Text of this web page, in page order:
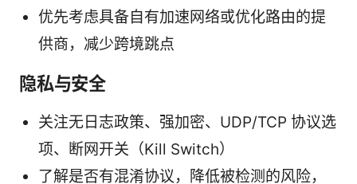
优先考虑具备自有加速网络或优化路由的提
供商，减少跨境跳点
隐私与安全
关注无日志政策、强加密、UDP/TCP 协议选
项、断网开关（Kill Switch）
了解是否有混淆协议，降低被检测的风险，